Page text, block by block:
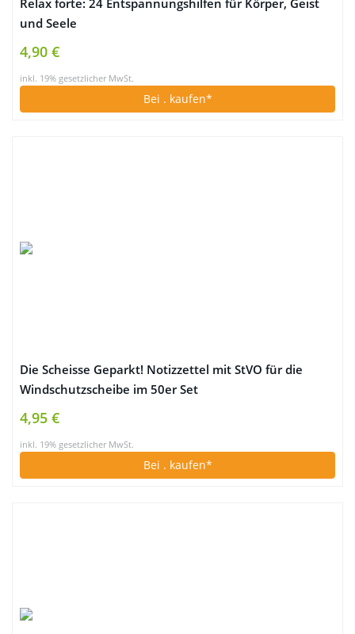
Relax forte: 24 Entspannungshilfen für Körper, Geist
und Seele
4,90 €
inkl. 19% gesetzlicher MwSt.
Bei . kaufen*
Die Scheisse Geparkt! Notizzettel mit StVO für die
Windschutzscheibe im 50er Set
4,95 €
inkl. 19% gesetzlicher MwSt.
Bei . kaufen*